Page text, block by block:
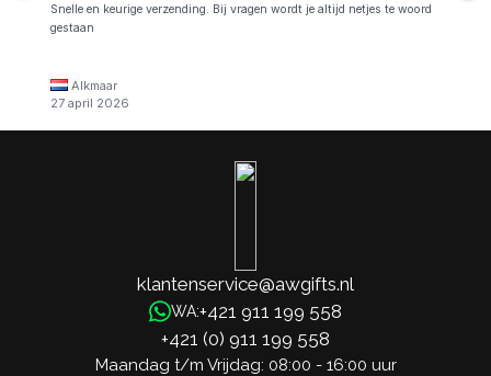
Snelle en keurige verzending. Bij vragen wordt je altijd netjes te woord
gestaan
Alkmaar
27 april 2026
klantenservice@awgifts.nl
WA:+421 911 199 558
+421 (0) 911 199 558
Maandag t/m Vrijdag: 08:00 - 16:00 uur